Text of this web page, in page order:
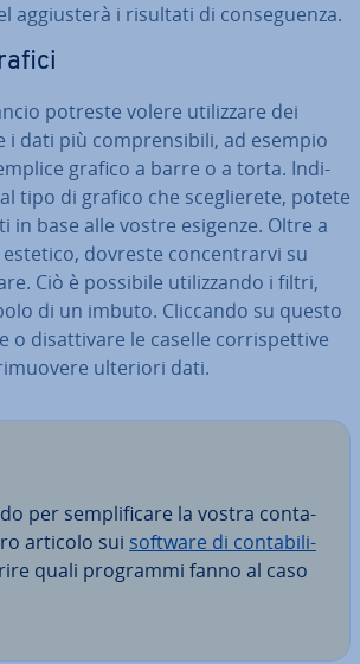
ag­giu­ste­rà i risultati di con­se­guen­za.
potreste volere uti­liz­za­re dei
i dati più com­pren­si­bi­li, ad esempio
grafico a barre o a torta. In­di­
tipo di grafico che sce­glie­re­te, potete
in base alle vostre esigenze. Oltre a
dovreste con­cen­trar­vi su
Ciò è possibile uti­liz­zan­do i filtri,
di un imbuto. Cliccando su questo
o di­sat­ti­va­re le caselle cor­ri­spet­ti­ve
ulteriori dati.
per sem­pli­fi­ca­re la vostra con­ta­
articolo sui software di con­ta­bi­li­
quali programmi fanno al caso